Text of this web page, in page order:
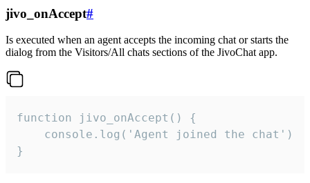
jivo_onAccept#
Is executed when an agent accepts the incoming chat or starts the
dialog from the Visitors/All chats sections of the JivoChat app.
function jivo_onAccept() {
}